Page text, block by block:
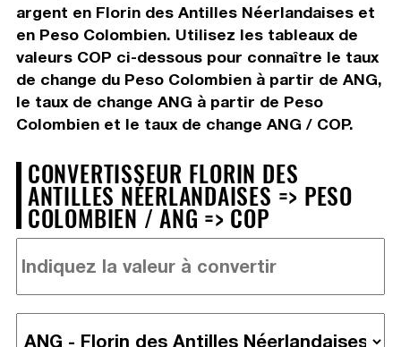
argent en Florin des Antilles Néerlandaises et
en Peso Colombien. Utilisez les tableaux de
valeurs COP ci-dessous pour connaître le taux
de change du Peso Colombien à partir de ANG,
le taux de change ANG à partir de Peso
Colombien et le taux de change ANG / COP.
CONVERTISSEUR FLORIN DES
ANTILLES NÉERLANDAISES => PESO
COLOMBIEN / ANG => COP